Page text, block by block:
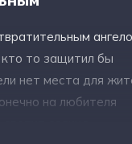
то защитил бы
нет места для
на любителя